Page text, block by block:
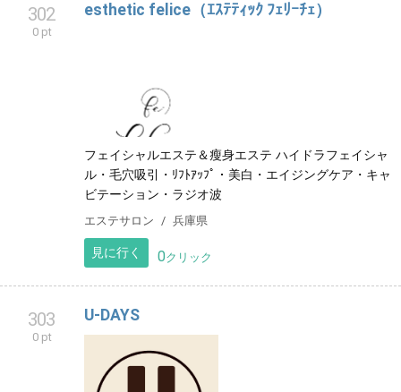
302
0 pt
esthetic felice（ｴｽﾃﾃｨｯｸ ﾌｪﾘｰﾁｪ）
フェイシャルエステ＆瘦身エステ ハイドラフェイシャ
ル・毛穴吸引・ﾘﾌﾄｱｯﾌﾟ・美白・エイジングケア・キャ
ビテーション・ラジオ波
エステサロン 兵庫県
見に行く 0クリック
303
0 pt
U-DAYS